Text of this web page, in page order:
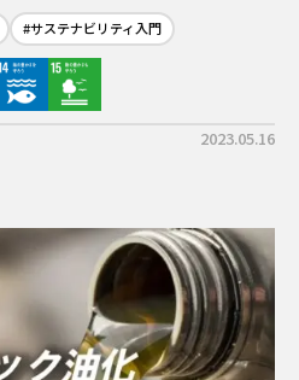
#サステナビリティ入門
2023.05.16